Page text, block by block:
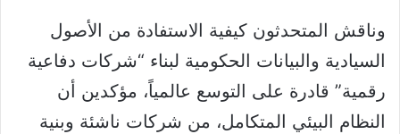
وناقش المتحدثون كيفية الاستفادة من الأصول
السيادية والبيانات الحكومية لبناء “شركات دفاعية
رقمية” قادرة على التوسع عالمياً، مؤكدين أن
النظام البيئي المتكامل، من شركات ناشئة وبنية